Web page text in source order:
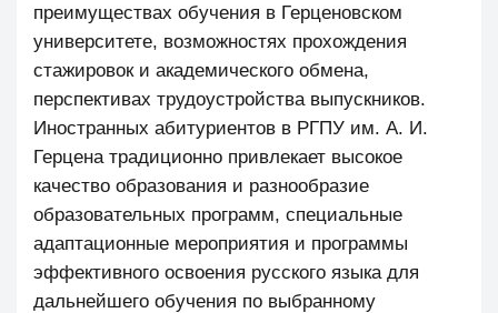
преимуществах обучения в Герценовском
университете, возможностях прохождения
стажировок и академического обмена,
перспективах трудоустройства выпускников.
Иностранных абитуриентов в РГПУ им. А. И.
Герцена традиционно привлекает высокое
качество образования и разнообразие
образовательных программ, специальные
адаптационные мероприятия и программы
эффективного освоения русского языка для
дальнейшего обучения по выбранному